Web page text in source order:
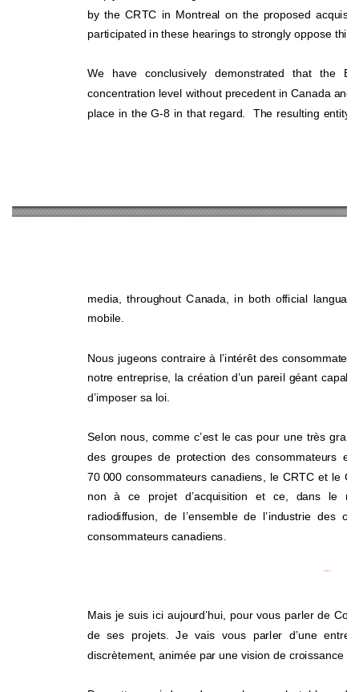
by the CRTC in Montreal on the proposed acquis
participated in these hearings to strongly oppose this
We have conclusively demonstrated that the
concentration level without precedent in Canada and
place in the G-8 in that regard.  The resulting entity
media, throughout Canada, in both official
mobile.
Nous jugeons contraire à l’intérêt des
notre entreprise, la création d’un pareil géant
d’imposer sa loi.
Selon nous, comme c’est le cas pour une très
des groupes de protection des consommateurs
70 000 consommateurs canadiens, le CRTC et le
non à ce projet d’acquisition et ce, dans le
radiodiffusion, de l’ensemble de l’industrie des
consommateurs canadiens.
***
Mais je suis ici aujourd’hui, pour vous parler de
de ses projets. Je vais vous parler d’une
discrètement, animée par une vision de croissance